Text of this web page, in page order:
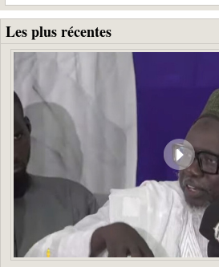
Les plus récentes